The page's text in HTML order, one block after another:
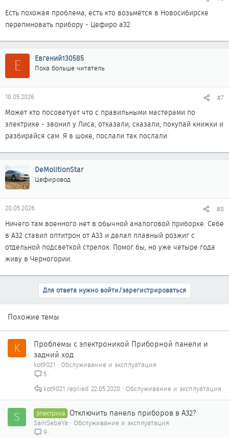
Есть похожая проблема, есть кто возьмётся в Новосибирске
перепмновать прибору - Цефиро а32
Е Евгений130585
Пока больше читатель
18.05.2026 #7
Может кто посоветует что с правильными мастерами по
электрике - звонил у Лиса, отказали, сказали, покупай книжки и
разбирайся сам. Я в шоке, послали так послали
DeMolitionStar
Цефировод
20.05.2026 #8
Ничего там военного нет в обычной аналоговой приборке. Себе
в А32 ставил оптитрон от А33 и делал плавный розжиг с
отдельной подсветкой стрелок. Помог бы, но уже четыре года
живу в Черногории.
Для ответа нужно войти/зарегистрироваться
Похожие темы
K
Проблемы с электроникой Приборной панели и
задний ход
kot9021
Обслуживание и эксплуатация
5
Обслуживание и эксплуатация
22.05.2020
kot9021
S Электрика Отключить панель приборов в А32?
SamSebeYa
Обслуживание и эксплуатация
9